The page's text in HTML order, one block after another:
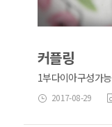
커플링
1부다이아구성가능
2017-08-29